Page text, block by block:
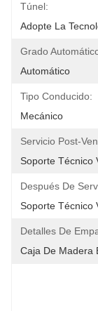
Túnel:
Adopte La
Grado
Automático
Tipo Conducido:
Mecánico
Servicio Post-
Soporte Técnico
Después De
Soporte Técnico
Detalles De
Caja De Madera